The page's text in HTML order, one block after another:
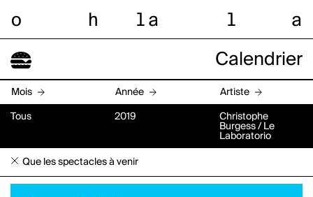
o h l a l a
Calendrier
Mois Année Artiste
Tous 2019
Christophe
Burgess / Le
Laboratorio
Que les spectacles à venir